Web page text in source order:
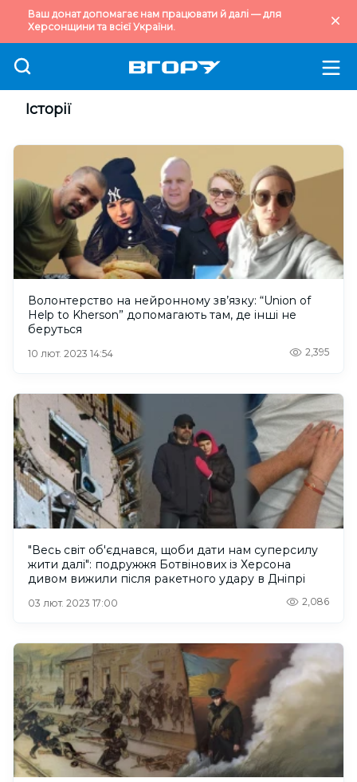
Ваш донат допомагає нам працювати й далі — для
Херсонщини та всієї України.
Історії
Волонтерство на нейронному зв’язку: “Union of
Help to Kherson” допомагають там, де інші не
беруться
10 лют. 2023 14:54 2,395
"Весь світ об'єднався, щоби дати нам суперсилу
жити далі": подружжя Ботвінових із Херсона
дивом вижили після ракетного удару в Дніпрі
03 лют. 2023 17:00 2,086